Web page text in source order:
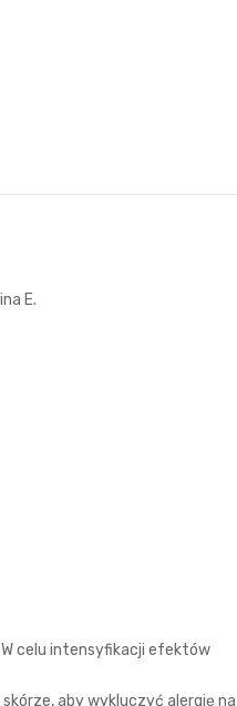
E.
celu intensyfikacji efektów
aby wykluczyć alergię na